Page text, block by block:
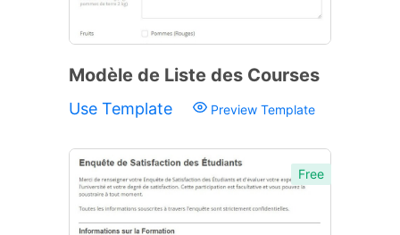
Modèle de Liste des Courses
Use Template Preview Template
Free